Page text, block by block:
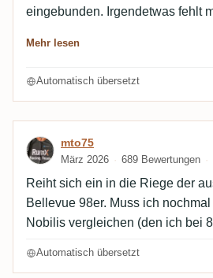
eingebunden. Irgendetwas fehlt
Mehr lesen
Automatisch übersetzt
Bewertung von mto75
mto75
März 2026 689 Bewertungen
Reiht sich ein in die Riege der
Bellevue 98er. Muss ich
Nobilis vergleichen (den ich bei
Automatisch übersetzt